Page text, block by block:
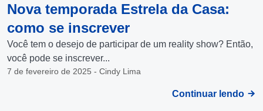
Nova temporada Estrela da Casa:
como se inscrever
Você tem o desejo de participar de um reality show? Então,
você pode se inscrever...
7 de fevereiro de 2025 - Cindy Lima
Continuar lendo